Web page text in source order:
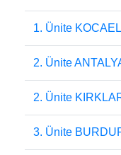
1. Ünite
2. Ünite
2. Ünite
3. Ünite